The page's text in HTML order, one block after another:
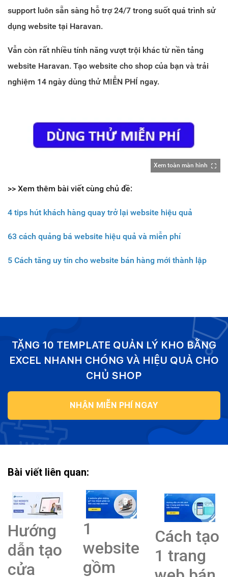
support luôn sẵn sàng hỗ trợ 24/7 trong suốt quá trình sử
dụng website tại Haravan.
Vẫn còn rất nhiều tính năng vượt trội khác từ nền tảng
website Haravan. Tạo website cho shop của bạn và trải
nghiệm 14 ngày dùng thử MIỄN PHÍ ngay.
Xem toàn màn hình
>> Xem thêm bài viết cùng chủ đề:
4 tips hút khách hàng quay trở lại website hiệu quả
63 cách quảng bá website hiệu quả và miễn phí
5 Cách tăng uy tín cho website bán hàng mới thành lập
TẶNG 10 TEMPLATE QUẢN LÝ KHO BẰNG
EXCEL NHANH CHÓNG VÀ HIỆU QUẢ CHO
CHỦ SHOP
NHẬN MIỄN PHÍ NGAY
Bài viết liên quan:
Hướng
dẫn tạo
cửa
1
website
gồm
Cách tạo
1 trang